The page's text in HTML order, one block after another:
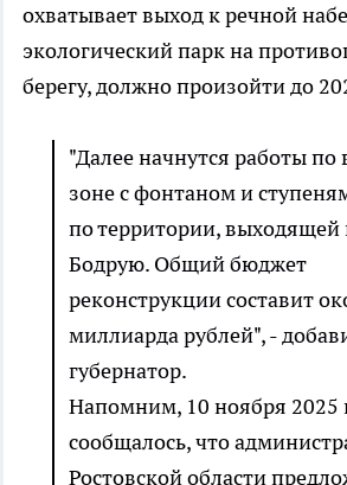
охватывает выход к речной
экологический парк на
берегу, должно произойти до
"Далее начнутся работы по
зоне с фонтаном и
по территории, выходящей
Бодрую. Общий бюджет
реконструкции составит
миллиарда рублей", -
губернатор.
Напомним, 10 ноября 2025
сообщалось, что
Ростовской области